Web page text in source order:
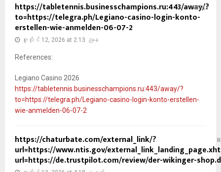
https://tabletennis.businesschampions.ru:443/away/?
to=https://telegra.ph/Legiano-casino-login-konto-
erstellen-wie-anmelden-06-07-2
ဇူလိုင် 12, 2026 at 2:13 ညနေ
References:
Legiano Casino 2026
https://tabletennis.businesschampions.ru:443/away/?
to=https://telegra.ph/Legiano-casino-login-konto-erstellen-
wie-anmelden-06-07-2
REPLY
https://chaturbate.com/external_link/?
url=https://www.ntis.gov/
url=https://de.trustpilot.com/review/der-wikinger-